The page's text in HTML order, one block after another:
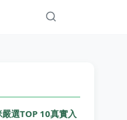
選TOP 10真實入